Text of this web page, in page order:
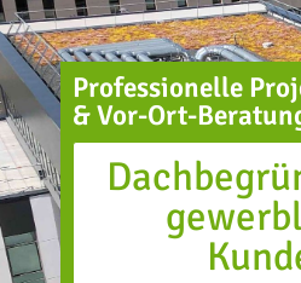
Professionelle
& Vor-Ort-